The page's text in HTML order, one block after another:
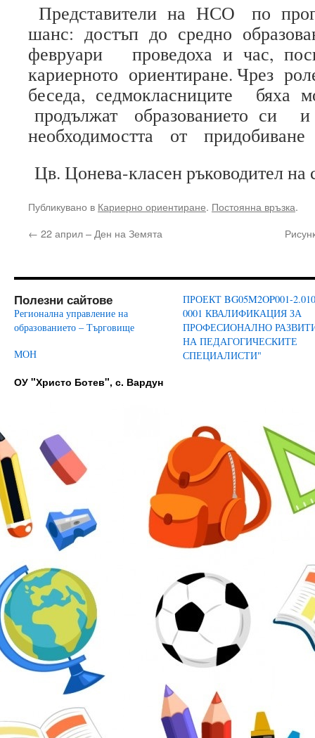
Представители на НСО по
шанс: достъп до средно
февруари проведоха и час,
кариерното ориентиране. Чрез
беседа, седмокласниците бяха
продължат образованието
необходимостта от
Цв. Цонева-класен ръководител на
Публикувано в Кариерно ориентиране. Постоянна връзка.
← 22 април – Ден на Земята
Полезни сайтове
Регионална управление на
образованието – Търговище
МОН
ПРОЕКТ BG05M2OP001-
0001 КВАЛИФИКАЦИЯ ЗА
ПРОФЕСИОНАЛНО
НА ПЕДАГОГИЧЕСКИТЕ
СПЕЦИАЛИСТИ"
ОУ "Христо Ботев", с. Вардун